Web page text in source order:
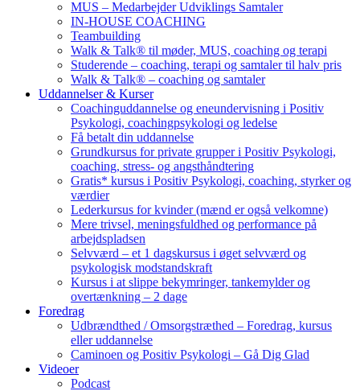
MUS – Medarbejder Udviklings Samtaler
IN-HOUSE COACHING
Teambuilding
Walk & Talk® til møder, MUS, coaching og terapi
Studerende – coaching, terapi og samtaler til halv pris
Walk & Talk® – coaching og samtaler
Uddannelser & Kurser
Coachinguddannelse og eneundervisning i Positiv
Psykologi, coachingpsykologi og ledelse
Få betalt din uddannelse
Grundkursus for private grupper i Positiv Psykologi,
coaching, stress- og angsthåndtering
Gratis* kursus i Positiv Psykologi, coaching, styrker og
værdier
Lederkursus for kvinder (mænd er også velkomne)
Mere trivsel, meningsfuldhed og performance på
arbejdspladsen
Selvværd – et 1 dagskursus i øget selvværd og
psykologisk modstandskraft
Kursus i at slippe bekymringer, tankemylder og
overtænkning – 2 dage
Foredrag
Udbrændthed / Omsorgstræthed – Foredrag, kursus
eller uddannelse
Caminoen og Positiv Psykologi – Gå Dig Glad
Videoer
Podcast